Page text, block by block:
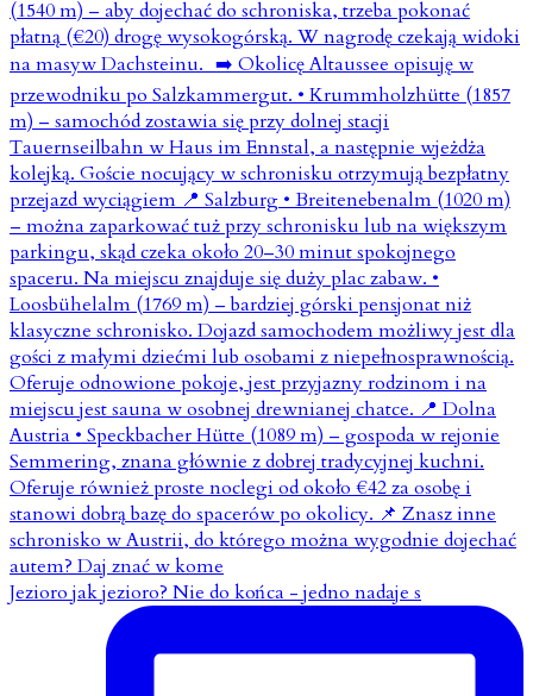
Jezioro jak jezioro? Nie do końca - jedno nadaje s